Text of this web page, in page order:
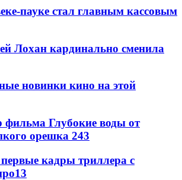
пауке стал главным кассовым
Лохан кардинально сменила
новинки кино на этой
Глубокие воды от
орешка 243
кадры триллера с
13